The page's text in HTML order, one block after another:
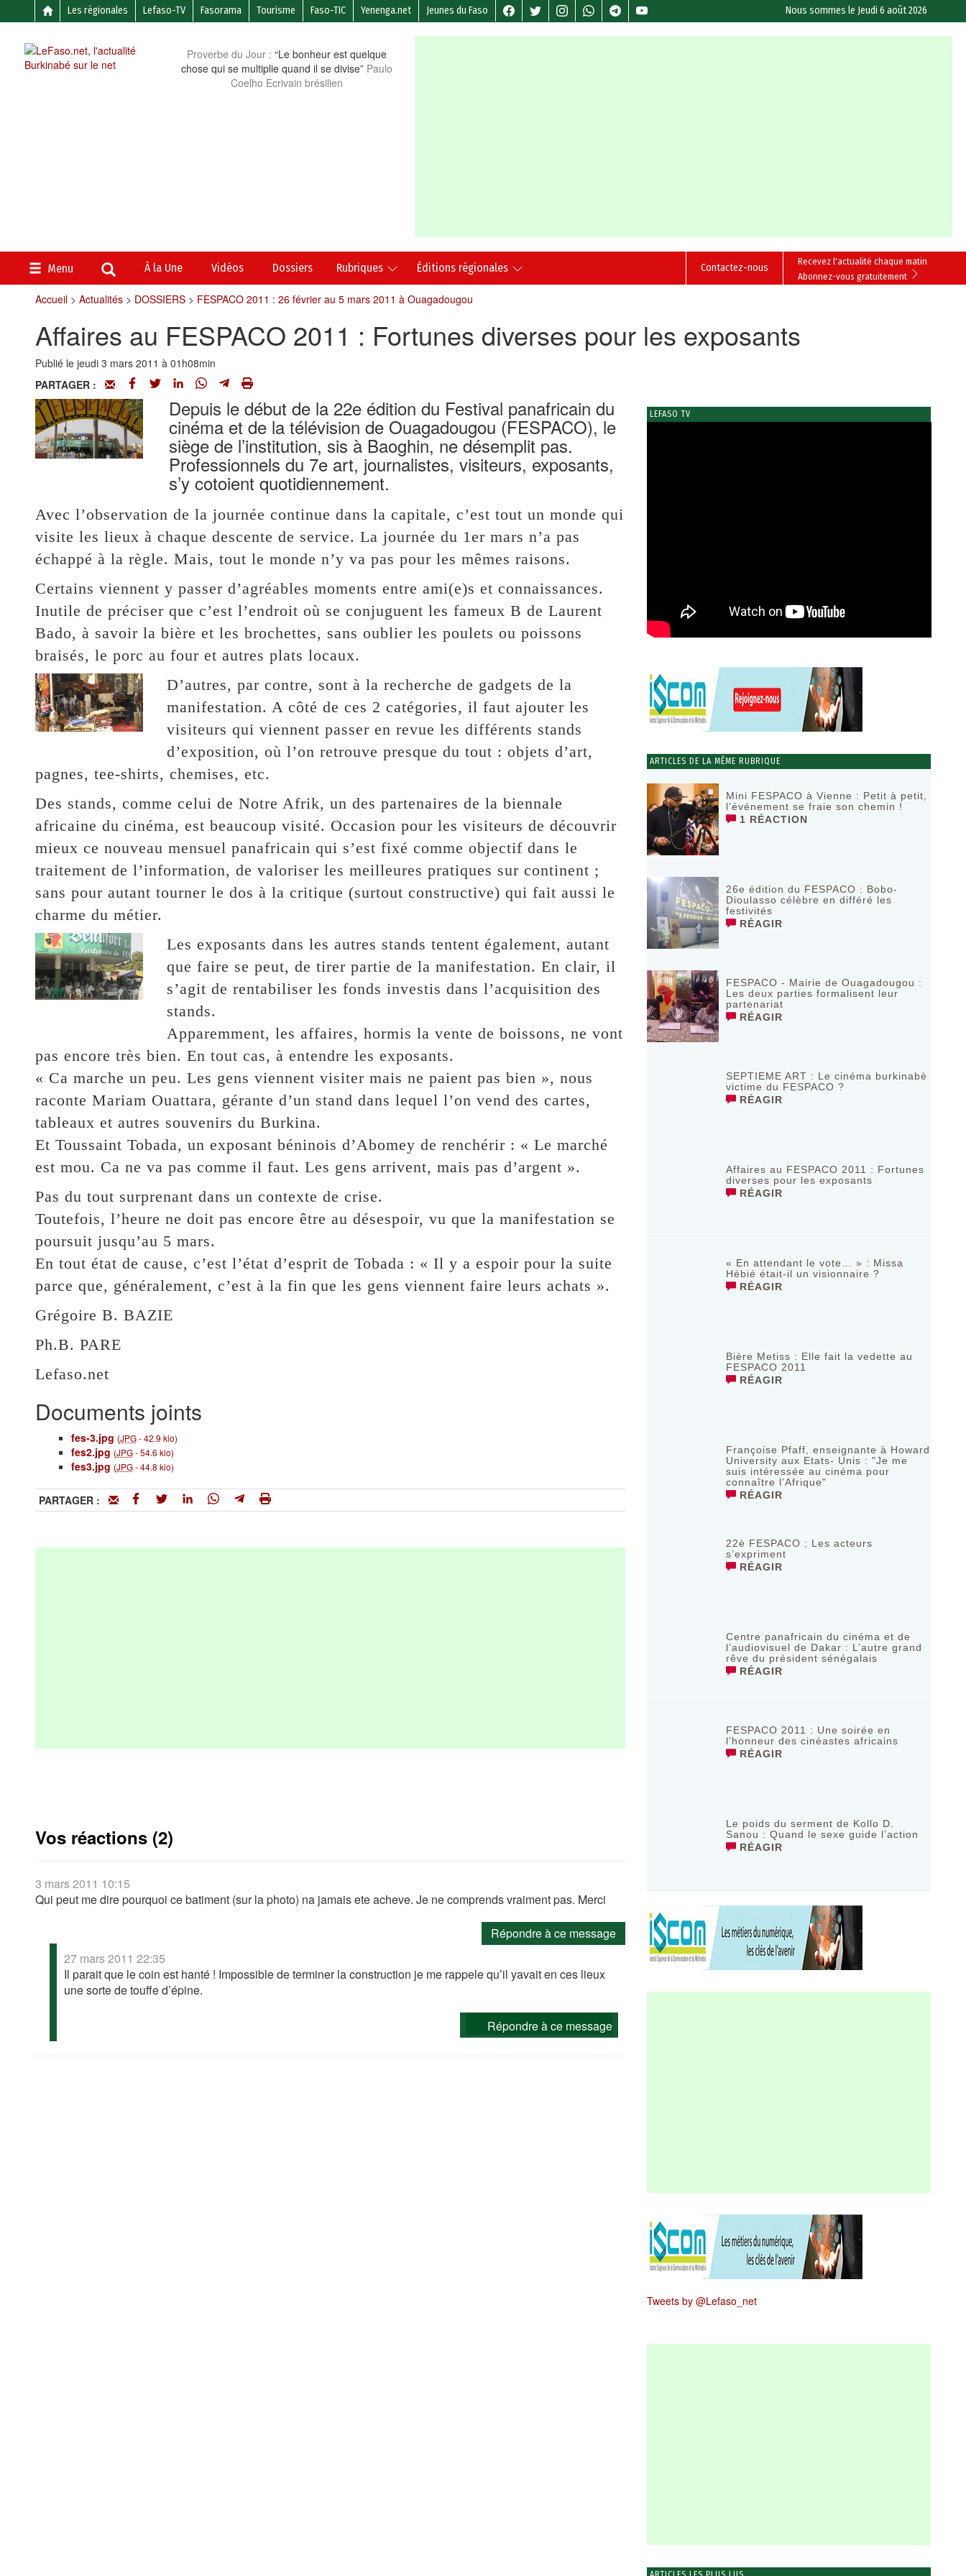
Les régionales Lefaso-TV Fasorama Tourisme Faso-TIC Yenenga.net Jeunes du Faso Nous sommes le Jeudi 6 août 2026
Proverbe du Jour : “Le bonheur est quelque
chose qui se multiplie quand il se divise” Paulo
Coelho Ecrivain brésilien
Menu À la Une Vidéos Dossiers Rubriques Éditions régionales
Recevez l'actualité chaque matin
Abonnez-vous gratuitement
Contactez-nous
Accueil> Actualités> DOSSIERS> FESPACO 2011 : 26 février au 5 mars 2011 à Ouagadougou
Affaires au FESPACO 2011 : Fortunes diverses pour les exposants
Publié le jeudi 3 mars 2011 à 01h08min
PARTAGER :
Depuis le début de la 22e édition du Festival panafricain du
cinéma et de la télévision de Ouagadougou (FESPACO), le
siège de l’institution, sis à Baoghin, ne désemplit pas.
Professionnels du 7e art, journalistes, visiteurs, exposants,
s’y cotoient quotidiennement.
Avec l’observation de la journée continue dans la capitale, c’est tout un monde qui
visite les lieux à chaque descente de service. La journée du 1er mars n’a pas
échappé à la règle. Mais, tout le monde n’y va pas pour les mêmes raisons.
Certains viennent y passer d’agréables moments entre ami(e)s et connaissances.
Inutile de préciser que c’est l’endroit où se conjuguent les fameux B de Laurent
Bado, à savoir la bière et les brochettes, sans oublier les poulets ou poissons
braisés, le porc au four et autres plats locaux.
D’autres, par contre, sont à la recherche de gadgets de la
manifestation. A côté de ces 2 catégories, il faut ajouter les
visiteurs qui viennent passer en revue les différents stands
d’exposition, où l’on retrouve presque du tout : objets d’art,
pagnes, tee-shirts, chemises, etc.
Des stands, comme celui de Notre Afrik, un des partenaires de la biennale
africaine du cinéma, est beaucoup visité. Occasion pour les visiteurs de découvrir
mieux ce nouveau mensuel panafricain qui s’est fixé comme objectif dans le
traitement de l’information, de valoriser les meilleures pratiques sur continent ;
sans pour autant tourner le dos à la critique (surtout constructive) qui fait aussi le
charme du métier.
Les exposants dans les autres stands tentent également, autant
que faire se peut, de tirer partie de la manifestation. En clair, il
s’agit de rentabiliser les fonds investis dans l’acquisition des
stands.
Apparemment, les affaires, hormis la vente de boissons, ne vont
pas encore très bien. En tout cas, à entendre les exposants.
« Ca marche un peu. Les gens viennent visiter mais ne paient pas bien », nous
raconte Mariam Ouattara, gérante d’un stand dans lequel l’on vend des cartes,
tableaux et autres souvenirs du Burkina.
Et Toussaint Tobada, un exposant béninois d’Abomey de renchérir : « Le marché
est mou. Ca ne va pas comme il faut. Les gens arrivent, mais pas d’argent ».
Pas du tout surprenant dans un contexte de crise.
Toutefois, l’heure ne doit pas encore être au désespoir, vu que la manifestation se
poursuit jusqu’au 5 mars.
En tout état de cause, c’est l’état d’esprit de Tobada : « Il y a espoir pour la suite
parce que, généralement, c’est à la fin que les gens viennent faire leurs achats ».
Grégoire B. BAZIE
Ph.B. PARE
Lefaso.net
Documents joints
fes-3.jpg (JPG-42.9 kio)
fes2.jpg (JPG-54.6 kio)
fes3.jpg (JPG-44.8 kio)
PARTAGER :
Vos réactions (2)
3 mars 2011 10:15
Qui peut me dire pourquoi ce batiment (sur la photo) na jamais ete acheve. Je ne comprends vraiment pas. Merci
Répondre à ce message
27 mars 2011 22:35
Il parait que le coin est hanté ! Impossible de terminer la construction je me rappele qu’il yavait en ces lieux
une sorte de touffe d’épine.
Répondre à ce message
LEFASO TV
ARTICLES DE LA MÊME RUBRIQUE
Mini FESPACO à Vienne : Petit à petit,
l’événement se fraie son chemin !
1 RÉACTION
26e édition du FESPACO : Bobo-
Dioulasso célèbre en différé les
festivités
RÉAGIR
FESPACO - Mairie de Ouagadougou :
Les deux parties formalisent leur
partenariat
RÉAGIR
SEPTIEME ART : Le cinéma burkinabè
victime du FESPACO ?
RÉAGIR
Affaires au FESPACO 2011 : Fortunes
diverses pour les exposants
RÉAGIR
« En attendant le vote… » : Missa
Hébié était-il un visionnaire ?
RÉAGIR
Bière Metiss : Elle fait la vedette au
FESPACO 2011
RÉAGIR
Françoise Pfaff, enseignante à Howard
University aux Etats- Unis : "Je me
suis intéressée au cinéma pour
connaître l’Afrique"
RÉAGIR
22è FESPACO : Les acteurs
s’expriment
RÉAGIR
Centre panafricain du cinéma et de
l’audiovisuel de Dakar : L’autre grand
rêve du président sénégalais
RÉAGIR
FESPACO 2011 : Une soirée en
l’honneur des cinéastes africains
RÉAGIR
Le poids du serment de Kollo D.
Sanou : Quand le sexe guide l’action
RÉAGIR
Tweets by @Lefaso_net